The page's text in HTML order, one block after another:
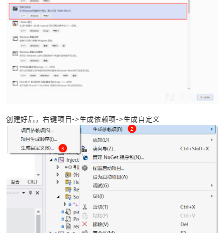
创建好后，右键项目->生成依赖项->生成自定义